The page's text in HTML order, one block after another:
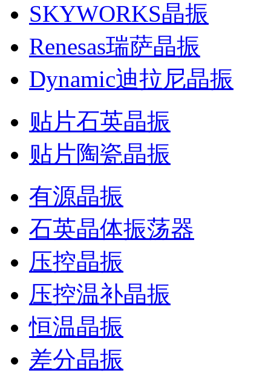
SKYWORKS晶振
Renesas瑞萨晶振
Dynamic迪拉尼晶振
贴片石英晶振
贴片陶瓷晶振
有源晶振
石英晶体振荡器
压控晶振
压控温补晶振
恒温晶振
差分晶振